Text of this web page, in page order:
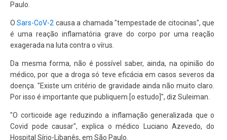
Paulo.
OSars-CoV-2 causa a chamada "tempestade de citocinas", que
é uma reação inflamatória grave do corpo por uma reação
exagerada na luta contra o vírus.
Da mesma forma, não é possível saber, ainda, na opinião do
médico, por que a droga só teve eficácia em casos severos da
doença. "Existe um critério de gravidade ainda não muito claro.
Por isso é importante que publiquem [o estudo]", diz Suleiman.
"O corticoide age reduzindo a inflamação generalizada que o
Covid pode causar", explica o médico Luciano Azevedo, do
Hospital Sírio-Libanês, em São Paulo.